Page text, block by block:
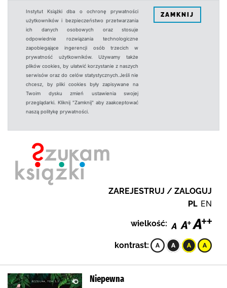
Instytut Książki dba o ochronę prywatności
użytkowników i bezpieczeństwo przetwarzania
ich danych osobowych oraz stosuje
odpowiednie rozwiązania technologiczne
zapobiegające ingerencji osób trzecich w
prywatność użytkowników. Używamy także
plików cookies, by ułatwić korzystanie z naszych
serwisów oraz do celów statystycznych.Jeśli nie
chcesz, by pliki cookies były zapisywane na
Twoim dysku zmień ustawienia swojej
przeglądarki. Kliknij "Zamknij" aby zaakceptować
naszą politykę prywatności.
ZAMKNIJ
ZAREJESTRUJ / ZALOGUJ
PL EN
wielkość:
kontrast:
Niepewna